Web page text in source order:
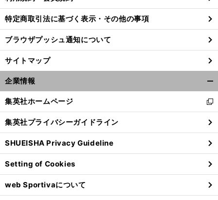
特定商取引法に基づく表示・その他の事項
ブラウザプッシュ通知について
サイトマップ
企業情報
閉
る
集英社ホームページ
新
し
い
ウ
ィ
ン
ド
ウ
で
開
集英社プライバシーガイドライン
SHUEISHA Privacy Guideline
Setting of Cookies
web Sportivaについて